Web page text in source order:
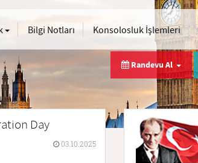
Bilgi Notları Konsolosluk İşlemleri
Randevu Al
Day
03.10.2025